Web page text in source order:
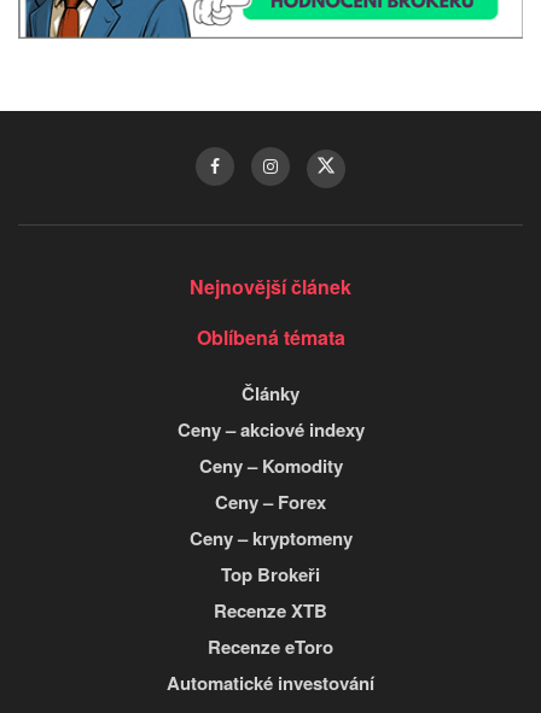
Nejnovější článek
Oblíbená témata
Články
Ceny – akciové indexy
Ceny – Komodity
Ceny – Forex
Ceny – kryptomeny
Top Brokeři
Recenze XTB
Recenze eToro
Automatické investování